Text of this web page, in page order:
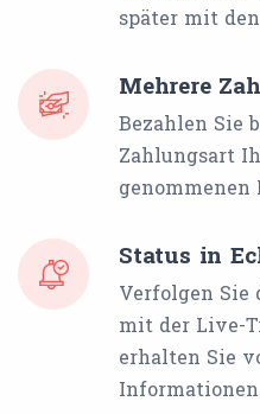
später mit
Mehrere
Bezahlen Sie
Zahlungsart
Status in
Verfolgen Sie
mit der Live-
erhalten Sie
Informationen